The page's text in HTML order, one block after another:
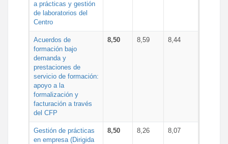
a prácticas y gestión
de laboratorios del
Centro
Acuerdos de
formación bajo
demanda y
prestaciones de
servicio de formación:
apoyo a la
formalización y
facturación a través
del CFP
8,50 8,59 8,44
Gestión de prácticas
en empresa (Dirigida
8,50 8,26 8,07